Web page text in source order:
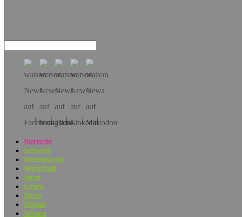
Hol dir die App!
Startseite
Schweiz
International
Wirtschaft
Sport
Leben
Spass
Digital
Wissen